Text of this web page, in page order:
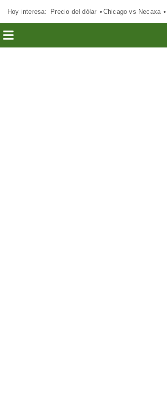
Hoy interesa: Precio del dólar Chicago vs Necaxa